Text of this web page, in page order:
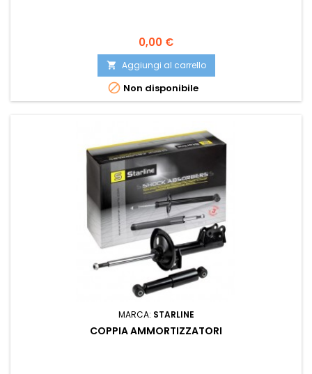
Prezzo
0,00 €
 Aggiungi al carrello
 Non disponibile
MARCA: STARLINE
COPPIA AMMORTIZZATORI